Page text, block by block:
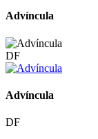
Advíncula
DF
Advíncula
DF